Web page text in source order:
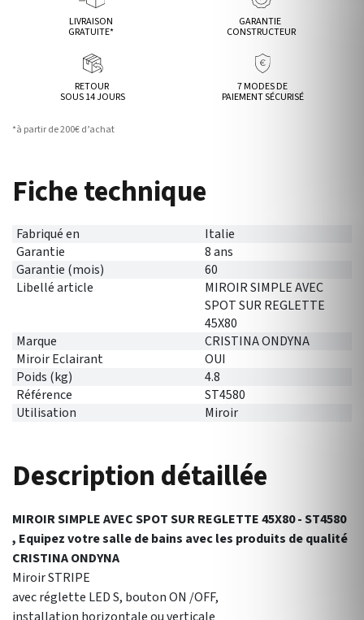
LIVRAISON
GRATUITE*
GARANTIE
CONSTRUCTEUR
RETOUR
SOUS 14 JOURS
7 MODES DE
PAIEMENT SÉCURISÉ
*à partir de 200€ d’achat
Fiche technique
Fabriqué en
Italie
Garantie
8 ans
Garantie (mois)
60
Libellé article
MIROIR SIMPLE AVEC
SPOT SUR REGLETTE
45X80
Marque
CRISTINA ONDYNA
Miroir Eclairant
OUI
Poids (kg)
4.8
Référence
ST4580
Utilisation
Miroir
Description détaillée
MIROIR SIMPLE AVEC SPOT SUR REGLETTE 45X80 - ST4580
, Equipez votre salle de bains avec les produits de qualité
CRISTINA ONDYNA
Miroir STRIPE
avec réglette LED S, bouton ON /OFF,